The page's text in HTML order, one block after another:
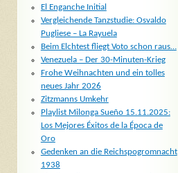
El Enganche Initial
Vergleichende Tanzstudie: Osvaldo
Pugliese – La Rayuela
Beim Elchtest fliegt Voto schon raus…
Venezuela – Der 30-Minuten-Krieg
Frohe Weihnachten und ein tolles
neues Jahr 2026
Zitzmanns Umkehr
Playlist Milonga Sueño 15.11.2025:
Los Mejores Éxitos de la Época de
Oro
Gedenken an die Reichspogromnacht
1938